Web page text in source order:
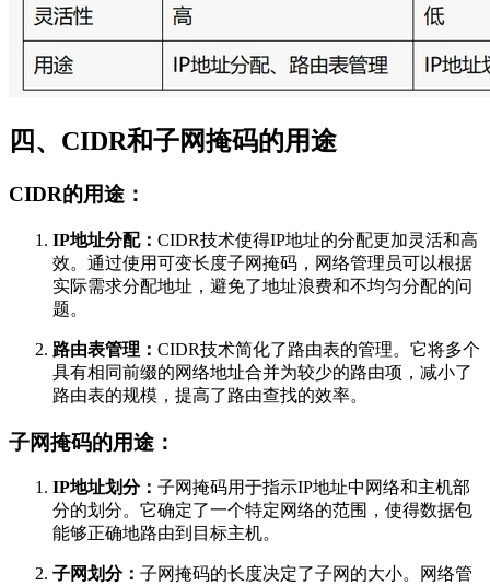
四、CIDR和子网掩码的用途
CIDR的用途：
IP地址分配： CIDR技术使得IP地址的分配更加灵活和高
效。通过使用可变长度子网掩码，网络管理员可以根据
实际需求分配地址，避免了地址浪费和不均匀分配的问
题。
路由表管理： CIDR技术简化了路由表的管理。它将多个
具有相同前缀的网络地址合并为较少的路由项，减小了
路由表的规模，提高了路由查找的效率。
子网掩码的用途：
IP地址划分： 子网掩码用于指示IP地址中网络和主机部
分的划分。它确定了一个特定网络的范围，使得数据包
能够正确地路由到目标主机。
子网划分： 子网掩码的长度决定了子网的大小。网络管